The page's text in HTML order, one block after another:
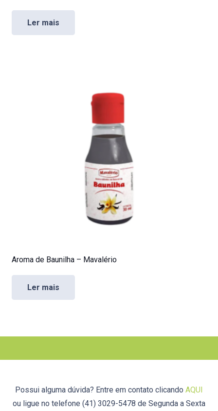
Ler mais
Aroma de Baunilha – Mavalério
Ler mais
Possui alguma dúvida? Entre em contato clicando AQUI
ou ligue no telefone (41) 3029-5478 de Segunda a Sexta